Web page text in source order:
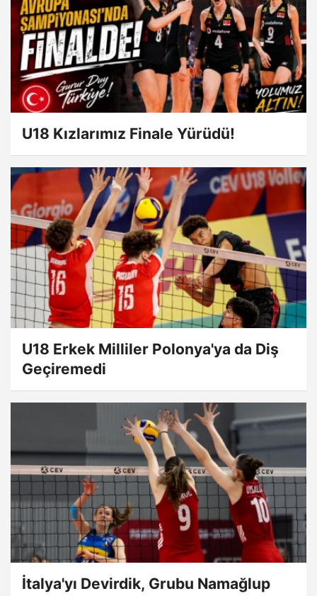
U18 Kızlarımız Finale Yürüdü!
U18 Erkek Milliler Polonya'ya da Diş
Geçiremedi
İtalya'yı Devirdik, Grubu Namağlup